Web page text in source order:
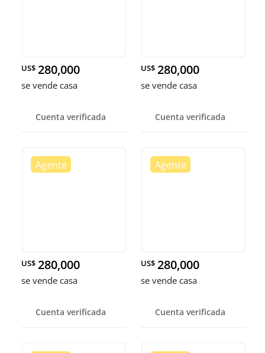
US$ 280,000
se vende casa
Cuenta verificada
US$ 280,000
se vende casa
Cuenta verificada
US$ 280,000
se vende casa
Cuenta verificada
US$ 280,000
se vende casa
Cuenta verificada